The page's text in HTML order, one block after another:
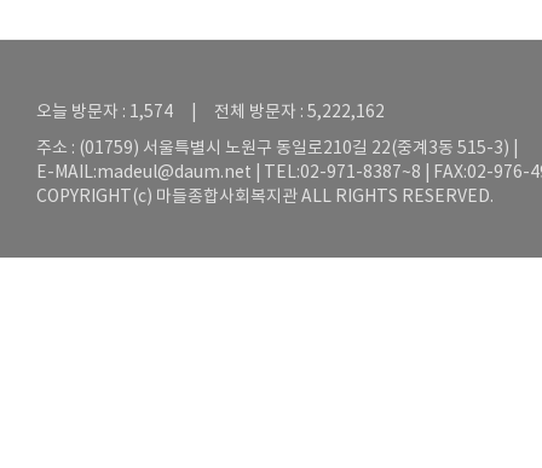
오늘 방문자 : 1,574 | 전체 방문자 : 5,222,162
주소 : (01759) 서울특별시 노원구 동일로210길 22(중계3동 515-3) |
E-MAIL:madeul@daum.net | TEL:02-971-8387~8 | FAX:02-976-
COPYRIGHT(c) 마들종합사회복지관 ALL RIGHTS RESERVED.